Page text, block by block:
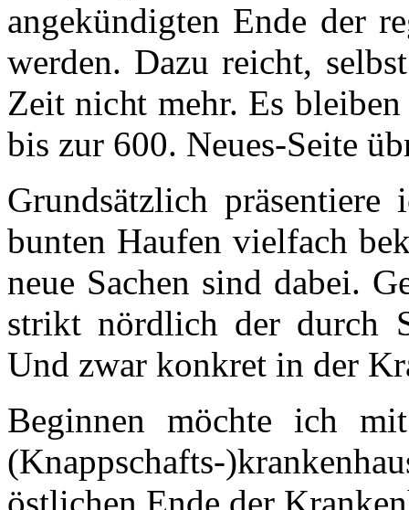
angekündigten Ende der
werden. Dazu reicht,
Zeit nicht mehr. Es
bis zur 600. Neues-Seite
Grundsätzlich
bunten Haufen vielfach
neue Sachen sind dabei.
strikt nördlich der durch
Und zwar konkret in der
Beginnen möchte ich
(Knappschafts-